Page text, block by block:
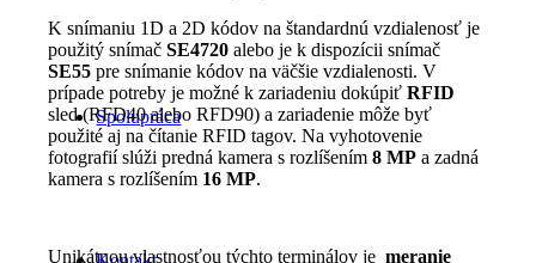
Spolupráca
K snímaniu 1D a 2D kódov na štandardnú vzdialenosť je
použitý snímačSE4720 alebo je k dispozícii snímač
SE55 pre snímanie kódov na väčšie vzdialenosti. V
prípade potreby je možné k zariadeniu dokúpiťRFID
sled (RFD40 alebo RFD90) a zariadenie môže byť
použité aj na čítanie RFID tagov. Na vyhotovenie
fotografií slúži predná kamera s rozlíšením8 MP a zadná
kamera s rozlíšením 16 MP.
Unikátnou vlastnosťou týchto terminálov je meranie